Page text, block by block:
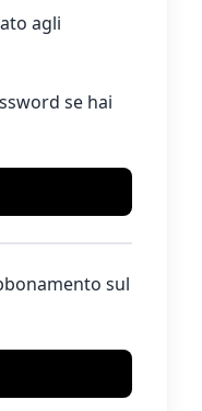
agli
se hai
sul